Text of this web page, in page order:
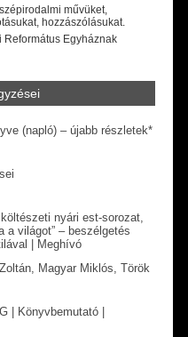
művüket,
hozzászólásukat.
Református Egyháznak
(napló) – újabb részletek*
nyári est-sorozat,
a világot” – beszélgetés
| Meghívó
Magyar Miklós, Török
| Könyvbemutató |